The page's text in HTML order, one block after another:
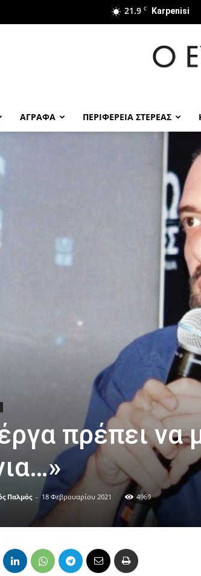
21.9 C Karpenisi
ΑΓΡΑΦΑ ΠΕΡΙΦΕΡΕΙΑ ΣΤΕΡΕΑΣ
πρέπει να
Παλμός - 18 Φεβρουαρίου 2021 4969